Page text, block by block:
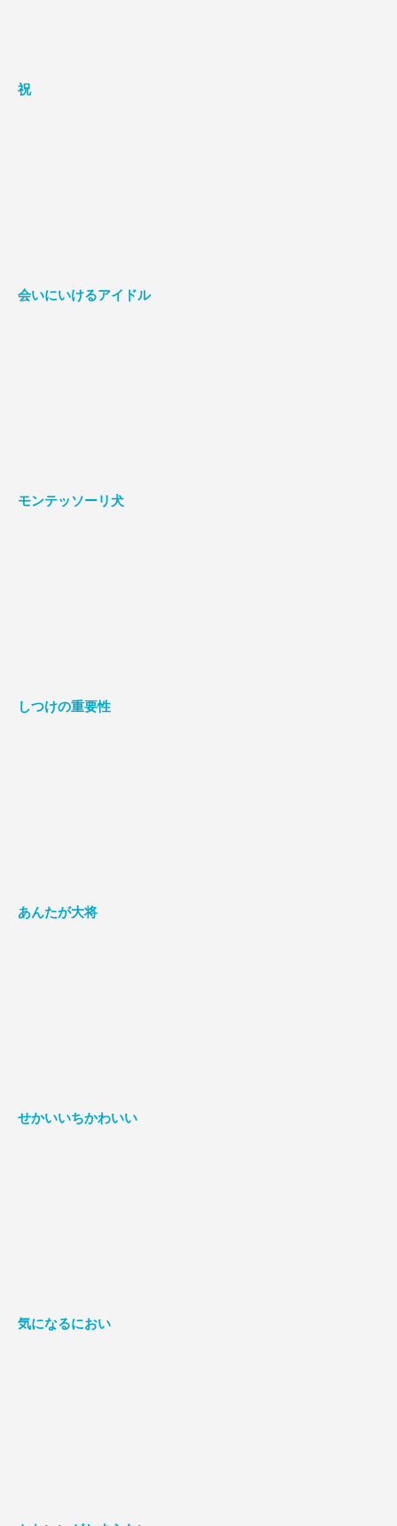
祝
会いにいけるアイドル
モンテッソーリ犬
しつけの重要性
あんたが大将
せかいいちかわいい
気になるにおい